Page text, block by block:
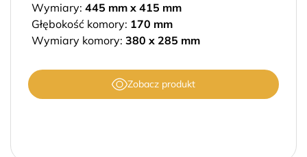
Wymiary: 445 mm x 415 mm
Głębokość komory: 170 mm
Wymiary komory: 380 x 285 mm
Zobacz produkt